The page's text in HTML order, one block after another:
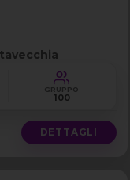
GRUPPO
100
DETTAGLI